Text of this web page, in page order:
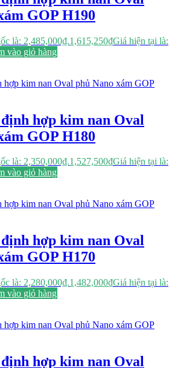
GOP H190
là: 2,485,000₫.1,615,250₫Giá hiện tại là:
vào giỏ hàng
hợp kim nan Oval
GOP H180
là: 2,350,000₫.1,527,500₫Giá hiện tại là:
vào giỏ hàng
hợp kim nan Oval
GOP H170
là: 2,280,000₫.1,482,000₫Giá hiện tại là:
vào giỏ hàng
hợp kim nan Oval